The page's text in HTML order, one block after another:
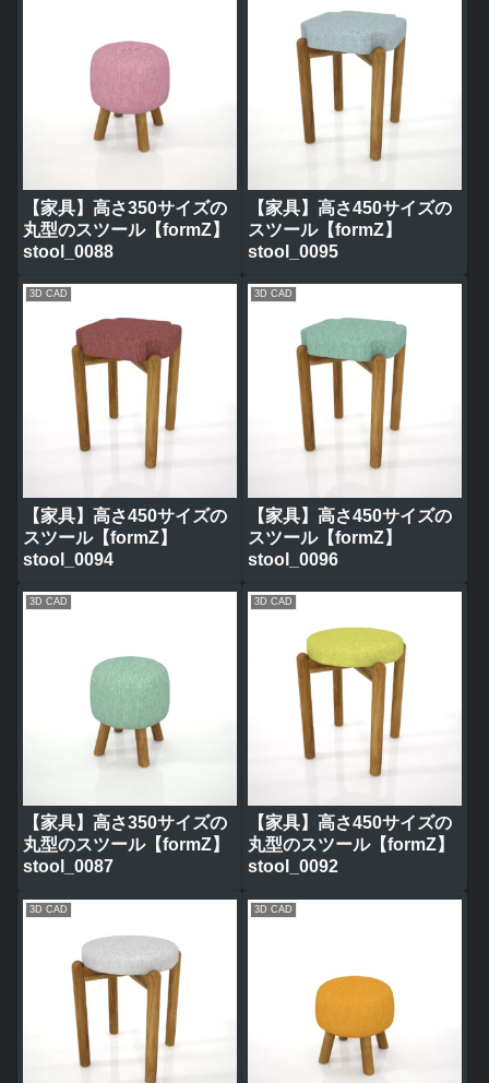
【家具】高さ350サイズの
丸型のスツール【formZ】
stool_0088
【家具】高さ450サイズの
スツール【formZ】
stool_0095
3D CAD
【家具】高さ450サイズの
スツール【formZ】
stool_0094
3D CAD
【家具】高さ450サイズの
スツール【formZ】
stool_0096
3D CAD
【家具】高さ350サイズの
丸型のスツール【formZ】
stool_0087
3D CAD
【家具】高さ450サイズの
丸型のスツール【formZ】
stool_0092
3D CAD 3D CAD